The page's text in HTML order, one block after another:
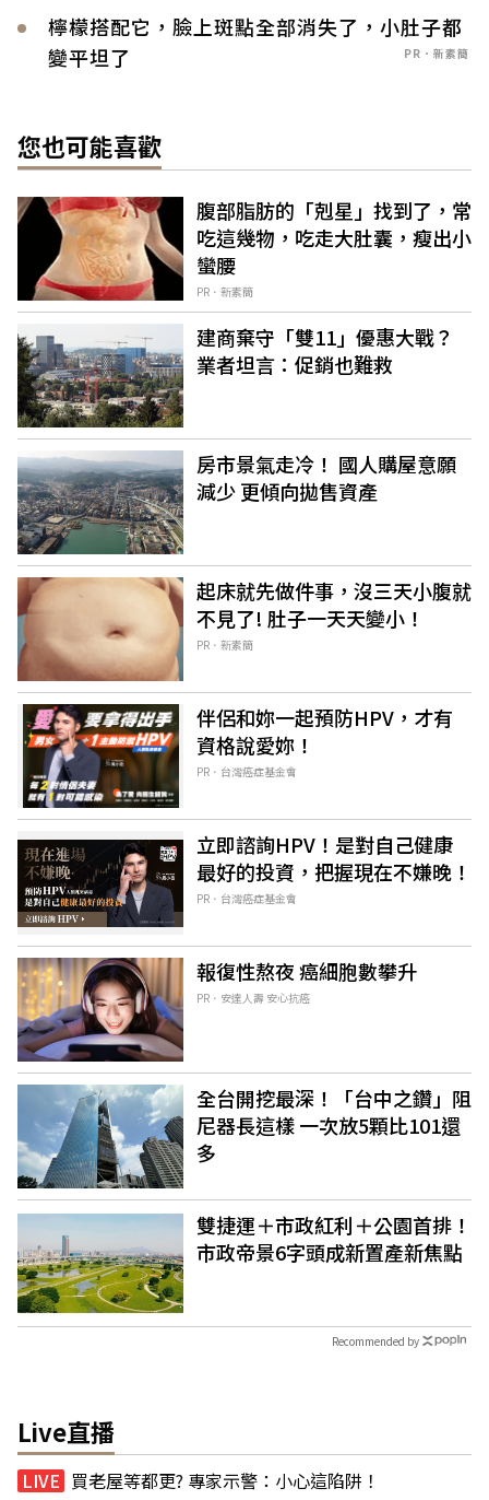
檸檬搭配它，臉上斑點全部消失了，小肚子都
變平坦了
PR．新素簡
您也可能喜歡
腹部脂肪的「剋星」找到了，常
吃這幾物，吃走大肚囊，瘦出小
蠻腰
PR．新素簡
建商棄守「雙11」優惠大戰？
業者坦言：促銷也難救
房市景氣走冷！ 國人購屋意願
減少 更傾向拋售資產
起床就先做件事，沒三天小腹就
不見了! 肚子一天天變小！
PR．新素簡
伴侶和妳一起預防HPV，才有
資格說愛妳！
PR．台灣癌症基金會
立即諮詢HPV！是對自己健康
最好的投資，把握現在不嫌晚！
PR．台灣癌症基金會
報復性熬夜 癌細胞數攀升
PR．安達人壽 安心抗癌
全台開挖最深！「台中之鑽」阻
尼器長這樣 一次放5顆比101還
多
雙捷運＋市政紅利＋公園首排！
市政帝景6字頭成新置產新焦點
Recommended by
Live直播
買老屋等都更? 專家示警：小心這陷阱！